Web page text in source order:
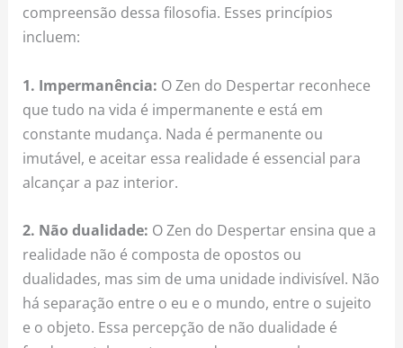
compreensão dessa filosofia. Esses princípios
incluem:
1. Impermanência: O Zen do Despertar reconhece
que tudo na vida é impermanente e está em
constante mudança. Nada é permanente ou
imutável, e aceitar essa realidade é essencial para
alcançar a paz interior.
2. Não dualidade: O Zen do Despertar ensina que a
realidade não é composta de opostos ou
dualidades, mas sim de uma unidade indivisível. Não
há separação entre o eu e o mundo, entre o sujeito
e o objeto. Essa percepção de não dualidade é